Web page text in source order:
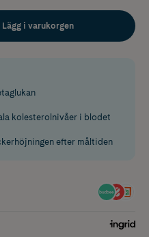
Lägg i varukorgen
kolesterolnivåer i blodet
efter måltiden